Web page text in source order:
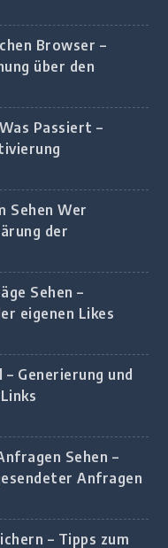
Browser –
über den
Passiert –
Sehen Wer
der
Sehen –
eigenen Likes
Generierung und
Sehen –
Anfragen
– Tipps zum